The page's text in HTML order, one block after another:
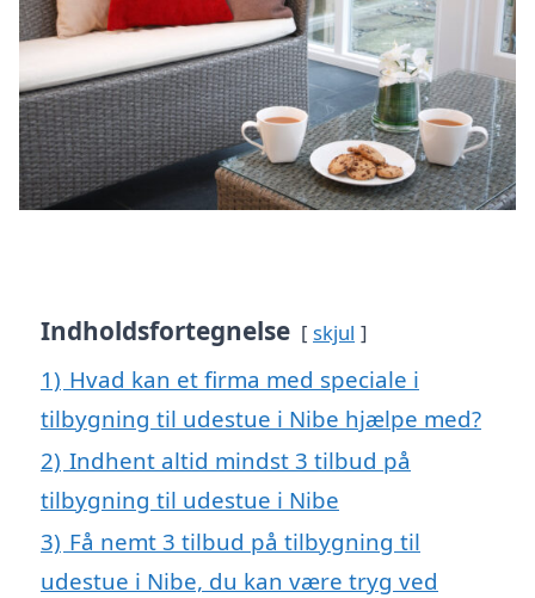
Indholdsfortegnelse skjul
1) Hvad kan et firma med speciale i
tilbygning til udestue i Nibe hjælpe med?
2) Indhent altid mindst 3 tilbud på
tilbygning til udestue i Nibe
3) Få nemt 3 tilbud på tilbygning til
udestue i Nibe, du kan være tryg ved